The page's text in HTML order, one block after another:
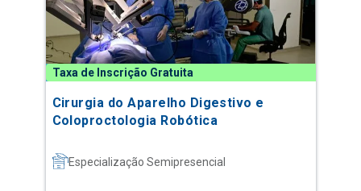
Taxa de Inscrição Gratuita
Cirurgia do Aparelho Digestivo e
Coloproctologia Robótica
Especialização Semipresencial